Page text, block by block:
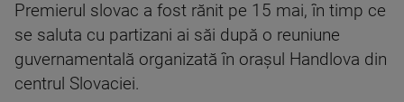
Premierul slovac a fost rănit pe 15 mai, în timp ce
se saluta cu partizani ai săi după o reuniune
guvernamentală organizată în oraşul Handlova din
centrul Slovaciei.